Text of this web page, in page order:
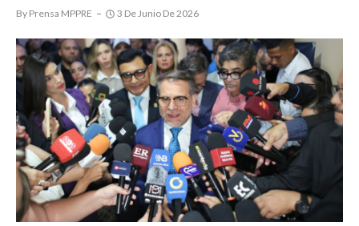
By Prensa MPPRE 3 De Junio De 2026